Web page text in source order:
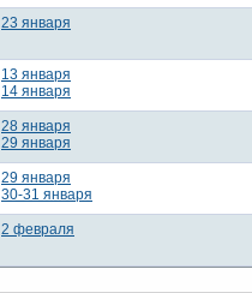
23 января
13 января
14 января
28 января
29 января
29 января
30-31 января
2 февраля